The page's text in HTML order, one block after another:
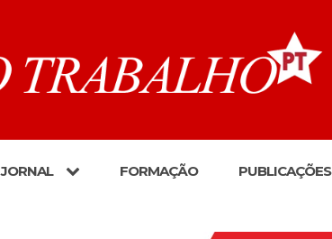
JORNAL FORMAÇÃO PUBLICAÇÕES